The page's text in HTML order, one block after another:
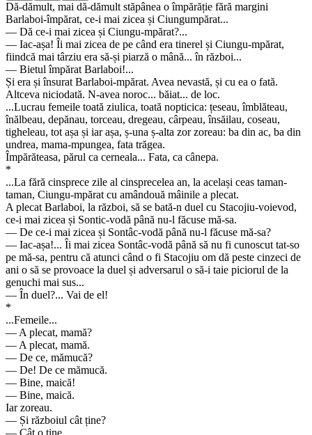
Dă-dămult, mai dă-dămult stăpânea o împărăție fără margini
Barlaboi-împărat, ce-i mai zicea și Ciungumpărat...
— Dă ce-i mai zicea și Ciungu-mpărat?...
— Iac-așa! Îi mai zicea de pe când era tinerel și Ciungu-mpărat,
fiindcă mai târziu era să-și piarză o mână... în război...
— Bietul împărat Barlaboi!...
Și era și însurat Barlaboi-mpărat. Avea nevastă, și cu ea o fată.
Altceva niciodată. N-avea noroc... băiat... de loc.
...Lucrau femeile toată ziulica, toată nopticica: țeseau, îmblăteau,
înălbeau, depănau, torceau, dregeau, cârpeau, însăilau, coseau,
tigheleau, tot așa și iar așa, ș-una ș-alta zor zoreau: ba din ac, ba din
undrea, mama-mpungea, fata trăgea.
Împărăteasa, părul ca cerneala... Fata, ca cânepa.
*
...La fără cinsprece zile al cinsprecelea an, la același ceas taman-
taman, Ciungu-mpărat cu amândouă mâinile a plecat.
A plecat Barlaboi, la război, să se bată-n duel cu Stacojiu-voievod,
ce-i mai zicea și Sontic-vodă până nu-l făcuse mă-sa.
— De ce-i mai zicea și Sontâc-vodă până nu-l făcuse mă-sa?
— Iac-așa!... Îi mai zicea Sontâc-vodă până să nu fi cunoscut tat-so
pe mă-sa, pentru că atunci când o fi Stacojiu om dă peste cinzeci de
ani o să se provoace la duel și adversarul o să-i taie piciorul de la
genuchi mai sus...
— În duel?... Vai de el!
*
...Femeile...
— A plecat, mamă?
— A plecat, mamă.
— De ce, mămucă?
— De! De ce mămucă.
— Bine, maică!
— Bine, maică.
Iar zoreau.
— Și războiul cât ține?